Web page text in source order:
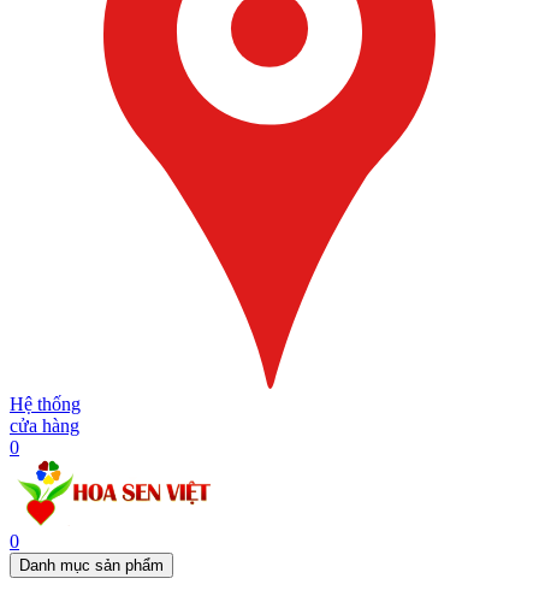
Hệ thống
cửa hàng
0
0
Danh mục sản phẩm